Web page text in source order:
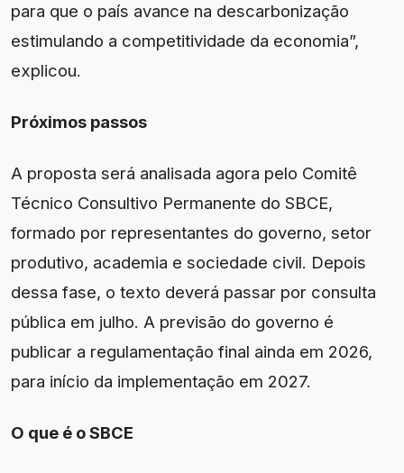
para que o país avance na descarbonização
estimulando a competitividade da economia”,
explicou.
Próximos passos
A proposta será analisada agora pelo Comitê
Técnico Consultivo Permanente do SBCE,
formado por representantes do governo, setor
produtivo, academia e sociedade civil. Depois
dessa fase, o texto deverá passar por consulta
pública em julho. A previsão do governo é
publicar a regulamentação final ainda em 2026,
para início da implementação em 2027.
O que é o SBCE